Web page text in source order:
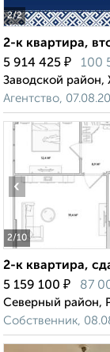
2/2
2-к квартира,
5 914 425 ₽ 100
Заводской район,
Агентство,
2/10
‹
2-к квартира,
5 159 100 ₽ 87
Северный район,
Собственник,